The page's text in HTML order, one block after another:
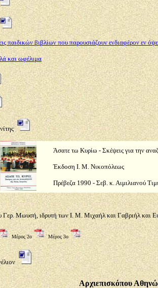
παιδικών βιβλίων που παρουσιάζουν ενδιαφέρον εν
και ωφέλιμα
Άσατε τω Κυρίω - Σκέψεις για την
Έκδοση Ι. Μ. Νικοπόλεως
Πρέβεζα 1990 - Σεβ. κ. Αιμιλιανού
Γερ. Μωυσή, ιδρυτή των Ι. Μ. Μιχαήλ και Γαβριήλ και
Μέρος 2ο Μέρος 3ο
Αρχιεπισκόπου